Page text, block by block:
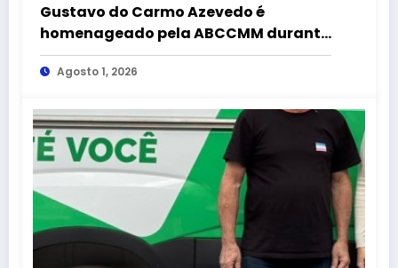
Gustavo do Carmo Azevedo é
homenageado pela ABCCMM durante
a 43ª Exposição Nacional do
Mangalarga Marchador
Agosto 1, 2026